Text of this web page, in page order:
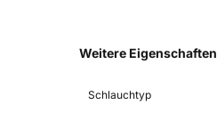
Weitere Eigenschaften
Schlauchtyp